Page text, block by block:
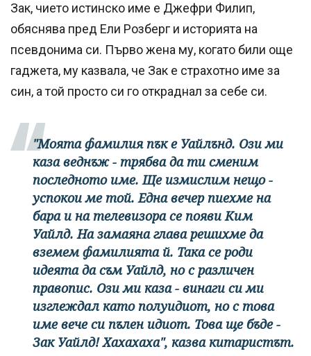
Зак, чието истинско име е Джефри Филип,
обяснява пред Ели Розберг и историята на
псевдонима си. Първо жена му, когато били още
гаджета, му казвала, че Зак е страхотно име за
син, а той просто си го откраднал за себе си.
"Моята фамилия пък е Уайлънд. Ози ми
каза веднъж - трябва да ти сменим
последното име. Ще измислим нещо -
успокои ме той. Една вечер пиехме на
бара и на телевизора се появи Ким
Уайлд. На замаяна глава решихме да
вземем фамилията й. Така се роди
идеята да съм Уайлд, но с различен
правопис. Ози ми каза - винаги си ми
изглеждал като полуидиот, но с това
име вече си пълен идиот. Това ще бъде -
Зак Уайлд! Хахахаха", казва китаристът.